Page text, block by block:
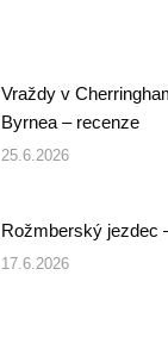
Vraždy v
Byrnea – recenze
25.6.2026
Rožmberský jezdec
17.6.2026